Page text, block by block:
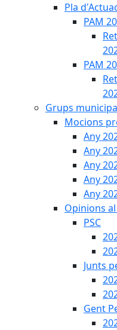
Pla
PAM
PAM
Grups
Mocions
Any
Any
Any
Any
Any
Opinions
PSC
Junts
Gent